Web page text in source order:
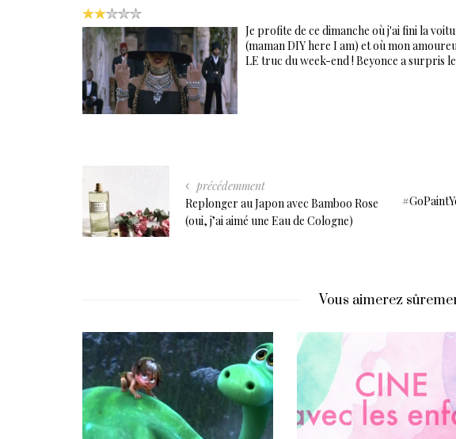
Je profite de ce dimanche où j'ai fini la
(maman DIY here I am) et où mon
LE truc du week-end ! Beyonce a surpris
précédemment
Replonger au Japon avec Bamboo Rose
(oui, j’ai aimé une Eau de Cologne)
Vous aimerez